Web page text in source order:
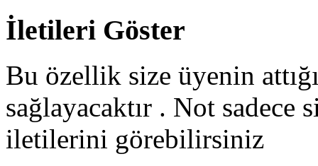
İletileri Göster
Bu özellik size üyenin
sağlayacaktır . Not
iletilerini görebilirsiniz